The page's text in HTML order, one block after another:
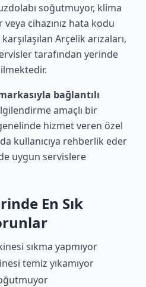
soğutmuyor, klima
cihazınız hata kodu
Arçelik arızaları,
tarafından yerinde
bağlantılı
amaçlı bir
hizmet veren özel
kullanıcıya rehberlik eder
uygun servislere
En Sık
sıkma yapmıyor
temiz yıkamıyor